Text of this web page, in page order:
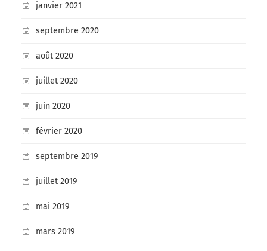
janvier 2021
septembre 2020
août 2020
juillet 2020
juin 2020
février 2020
septembre 2019
juillet 2019
mai 2019
mars 2019